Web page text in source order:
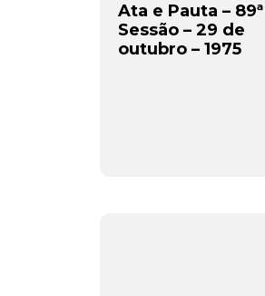
Ata e Pauta – 89ª
Sessão – 29 de
outubro – 1975